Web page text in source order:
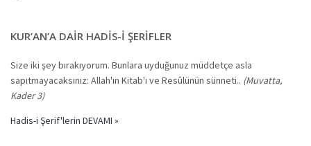
KUR’AN’A DAIR HADIS-I ŞERIFLER
Size iki şey bırakıyorum. Bunlara uyduğunuz müddetçe asla
sapıtmayacaksınız: Allah'ın Kitab'ı ve Resûlünün sünneti.. (Muvatta,
Kader 3)
Hadis-i Şerif'lerin DEVAMI »